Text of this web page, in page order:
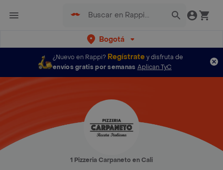
Bogotá
¿Nuevo en Rappi? Regístratey disfruta de
envíos gratis por semanas Aplican TyC
1 Pizzeria Carpaneto en Cali